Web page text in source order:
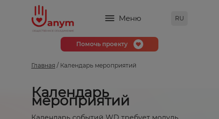
Меню RU
Помочь проекту
Главная / Календарь мероприятий
Календарь
мероприятий